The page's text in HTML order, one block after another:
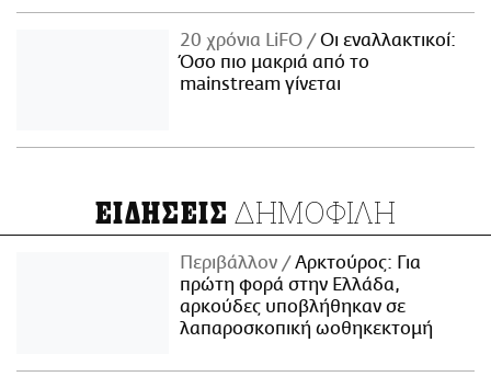
20 χρόνια LiFO
Οι εναλλακτικοί:
Όσο πιο μακριά από το
mainstream γίνεται
ΕΙΔΗΣΕΙΣ ΔΗΜΟΦΙΛΗ
Περιβάλλον
Αρκτούρος: Για
πρώτη φορά στην Ελλάδα,
αρκούδες υποβλήθηκαν σε
λαπαροσκοπική ωοθηκεκτομή